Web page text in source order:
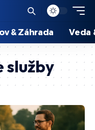
& Záhrada Veda
služby